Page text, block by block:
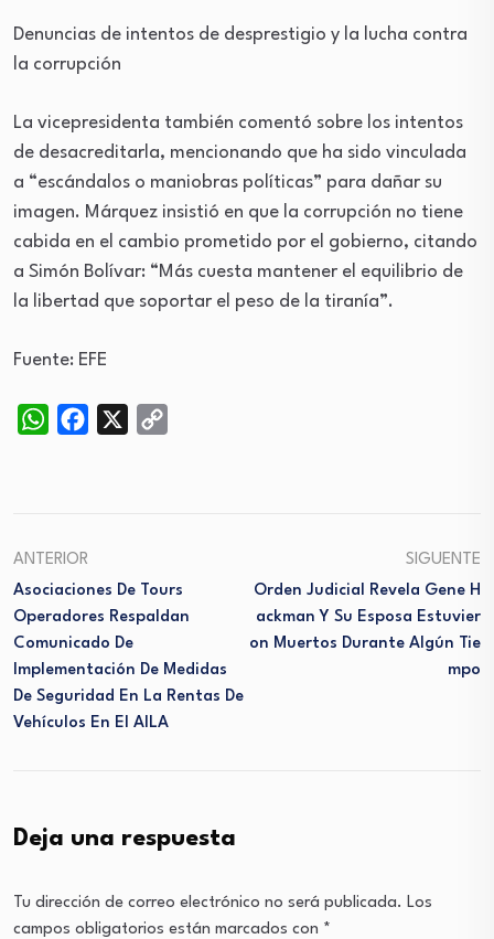
Denuncias de intentos de desprestigio y la lucha contra
la corrupción
La vicepresidenta también comentó sobre los intentos
de desacreditarla, mencionando que ha sido vinculada
a “escándalos o maniobras políticas” para dañar su
imagen. Márquez insistió en que la corrupción no tiene
cabida en el cambio prometido por el gobierno, citando
a Simón Bolívar: “Más cuesta mantener el equilibrio de
la libertad que soportar el peso de la tiranía”.
Fuente: EFE
WhatsAppFacebook
ANTERIOR
Asociaciones De Tours
Operadores Respaldan
Comunicado De
Implementación De Medidas
De Seguridad En La Rentas De
Vehículos En El AILA
SIGUENTE
Orden Judicial Revela Gene H
Ackman Y Su Esposa Estuvier
On Muertos Durante Algún Tie
Mpo
Deja una respuesta
Tu dirección de correo electrónico no será publicada. Los
campos obligatorios están marcados con *